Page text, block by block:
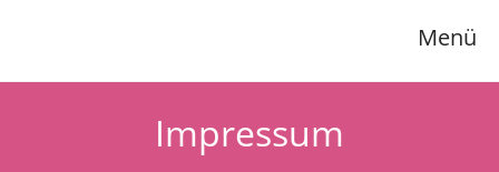
Menü
Impressum